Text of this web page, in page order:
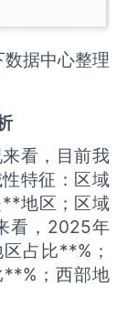
据中心整理
看，目前我
特征：区域
地区；区域
看，2025年
占比**%；
；西部地